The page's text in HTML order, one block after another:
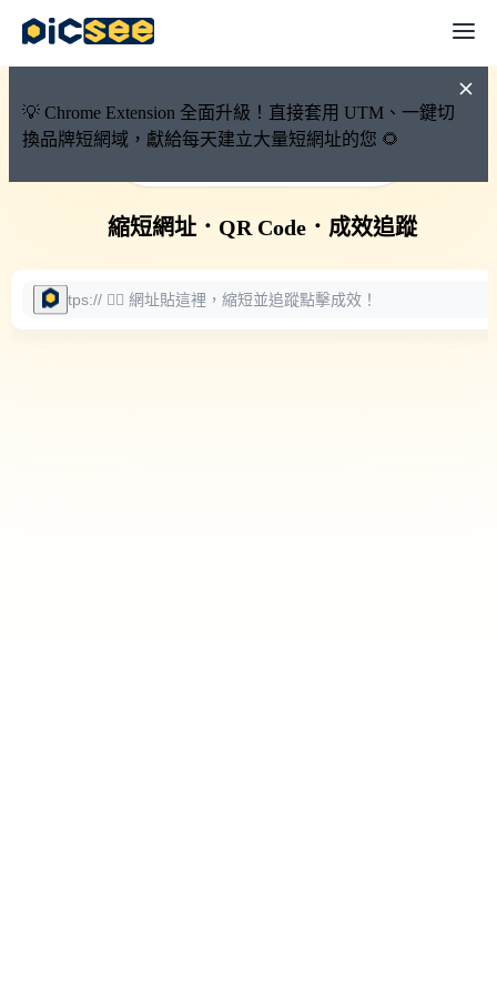
💡 Chrome Extension 全面升級！直接套用 UTM、一鍵切
換品牌短網域，獻給每天建立大量短網址的您 🌻
🚀 PicSee 短網址永久有效
縮短網址． QR Code． 成效追蹤